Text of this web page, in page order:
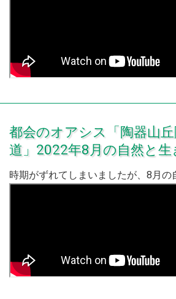
都会のオアシス「陶器山
道」2022年8月の自然と生
時期がずれてしまいましたが、8月の